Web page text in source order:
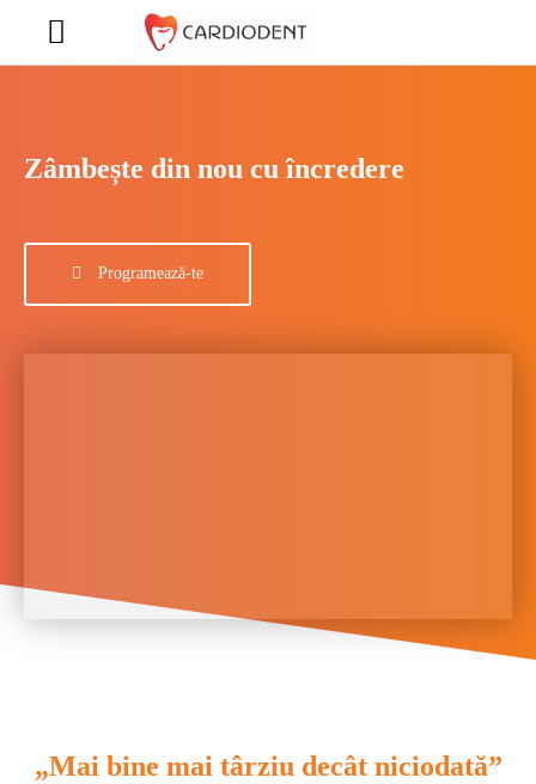
Zâmbește din nou cu încredere
Programează-te
„Mai bine mai târziu decât niciodată”